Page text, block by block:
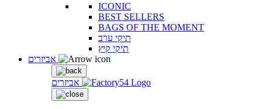
ICONIC
BEST SELLERS
BAGS OF THE MOMENT
תיקי ערב
תיקי קיץ
אביזרים